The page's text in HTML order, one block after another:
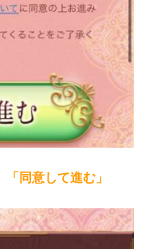
「同意して進む」